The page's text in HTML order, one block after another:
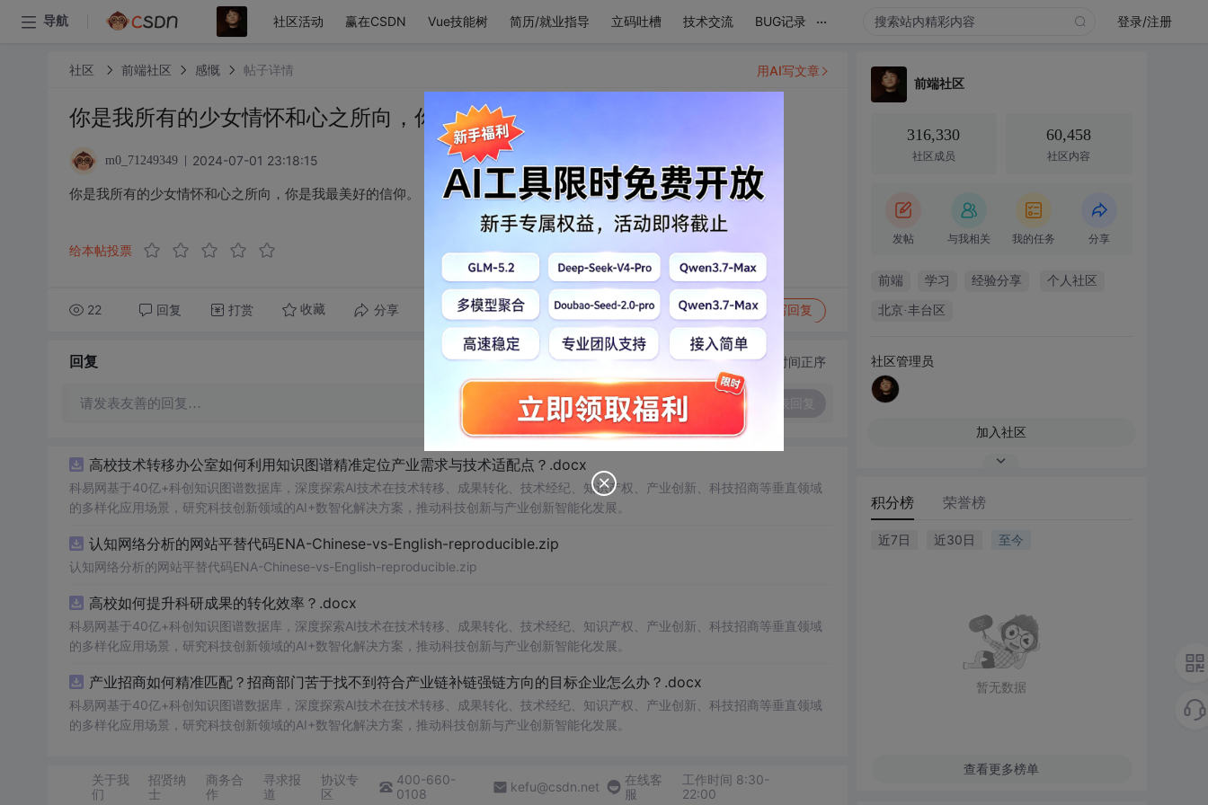
导航 社区活动 赢在CSDN Vue技能树 简历/就业指导 立码吐槽 技术交流 BUG记录 ... 登录/注册
社区 前端社区 感慨 帖子详情
你是我所有的少女情怀和心之所向，你是我最美好的信仰。
m0_71249349 2024-07-01 23:18:15
你是我所有的少女情怀和心之所向，你是我最美好的信仰。
给本帖投票
22 回复 打赏 收藏 分享 转发到动态 举报 写回复
用AI写文章
回复 切换为时间正序
请发表友善的回复…
高校技术转移办公室如何利用知识图谱精准定位产业需求与技术适配点？.docx
科易网基于40亿+科创知识图谱数据库，深度探索AI技术在技术转移、成果转化、技术经纪、知识产权、产业创新、科技招商等垂直领域
的多样化应用场景，研究科技创新领域的AI+数智化解决方案，推动科技创新与产业创新智能化发展。
认知网络分析的网站平替代码ENA-Chinese-vs-English-reproducible.zip
认知网络分析的网站平替代码ENA-Chinese-vs-English-reproducible.zip
高校如何提升科研成果的转化效率？.docx
科易网基于40亿+科创知识图谱数据库，深度探索AI技术在技术转移、成果转化、技术经纪、知识产权、产业创新、科技招商等垂直领域
的多样化应用场景，研究科技创新领域的AI+数智化解决方案，推动科技创新与产业创新智能化发展。
产业招商如何精准匹配？招商部门苦于找不到符合产业链补链强链方向的目标企业怎么办？.docx
科易网基于40亿+科创知识图谱数据库，深度探索AI技术在技术转移、成果转化、技术经纪、知识产权、产业创新、科技招商等垂直领域
的多样化应用场景，研究科技创新领域的AI+数智化解决方案，推动科技创新与产业创新智能化发展。
关于我
们
招贤纳
士
商务合
作
寻求报
道
协议专
区
400-660-
0108
kefu@csdn.net
在线客
服
工作时间 8:30-
22:00
前端社区
316,330
社区成员
60,458
社区内容
发帖 与我相关 我的任务 分享
前端 学习 经验分享 个人社区
北京·丰台区
社区管理员
加入社区
积分榜 荣誉榜
近7日 近30日 至今
暂无数据
查看更多榜单